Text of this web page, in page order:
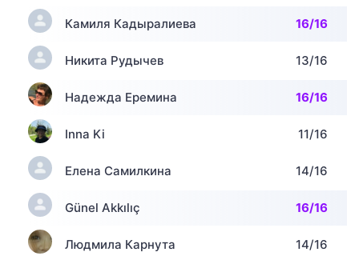
Камиля Кадыралиева 16/16
Никита Рудычев 13/16
Надежда Еремина 16/16
Inna Ki 11/16
Елена Самилкина 14/16
Günel Akkılıç 16/16
Людмила Карнута 14/16